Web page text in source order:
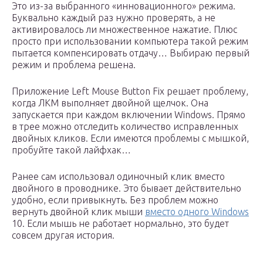
Это из-за выбранного «инновационного» режима.
Буквально каждый раз нужно проверять, а не
активировалось ли множественное нажатие. Плюс
просто при использовании компьютера такой режим
пытается компенсировать отдачу… Выбираю первый
режим и проблема решена.
Приложение Left Mouse Button Fix решает проблему,
когда ЛКМ выполняет двойной щелчок. Она
запускается при каждом включении Windows. Прямо
в трее можно отследить количество исправленных
двойных кликов. Если имеются проблемы с мышкой,
пробуйте такой лайфхак…
Ранее сам использовал одиночный клик вместо
двойного в проводнике. Это бывает действительно
удобно, если привыкнуть. Без проблем можно
вернуть двойной клик мыши вместо одного Windows
10. Если мышь не работает нормально, это будет
совсем другая история.